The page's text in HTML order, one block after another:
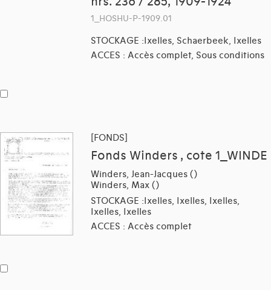
1_HOSHU-P-1909.01
STOCKAGE :Ixelles, Schaerbeek, Ixelles
ACCES : Accès complet, Sous conditions
[FONDS]
Fonds Winders , cote 1_WINDE
Winders, Jean-Jacques ()
Winders, Max ()
STOCKAGE :Ixelles, Ixelles, Ixelles,
Ixelles, Ixelles
ACCES : Accès complet